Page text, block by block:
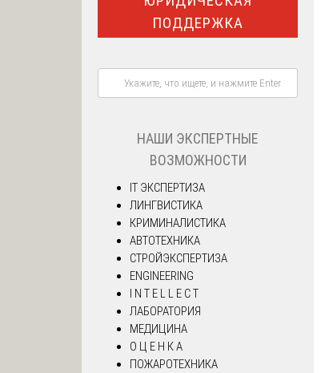
ПОДДЕРЖКА
НАШИ ЭКСПЕРТНЫЕ
ВОЗМОЖНОСТИ
IT ЭКСПЕРТИЗА
ЛИНГВИСТИКА
КРИМИНАЛИСТИКА
АВТОТЕХНИКА
СТРОЙЭКСПЕРТИЗА
ENGINEERING
I N T E L L E C T
ЛАБОРАТОРИЯ
МЕДИЦИНА
О Ц Е Н К А
ПОЖАРОТЕХНИКА